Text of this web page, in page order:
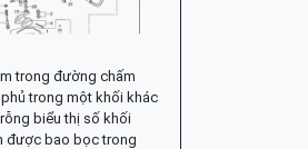
trong đường chấm
trong một khối khác
rỗng biểu thị số khối
được bao bọc trong